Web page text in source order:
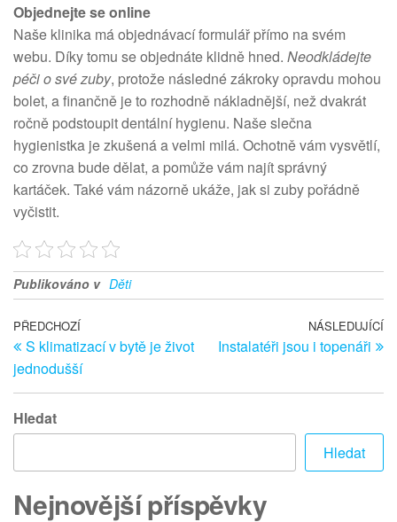
Objednejte se online
Naše klinika má objednávací formulář přímo na svém
webu. Díky tomu se objednáte klidně hned. Neodkládejte
péči o své zuby, protože následné zákroky opravdu mohou
bolet, a finančně je to rozhodně nákladnější, než dvakrát
ročně podstoupit dentální hygienu. Naše slečna
hygienistka je zkušená a velmi milá. Ochotně vám vysvětlí,
co zrovna bude dělat, a pomůže vám najít správný
kartáček. Také vám názorně ukáže, jak si zuby pořádně
vyčistit.
Publikováno v Děti
Navigace
pro
příspěvek
Předchozí
článek
PŘEDCHOZÍ
S klimatizací v bytě je život
jednodušší
NÁSLEDUJÍCÍ
Instalatéři jsou i topenáři
Hledat
Hledat
Nejnovější příspěvky